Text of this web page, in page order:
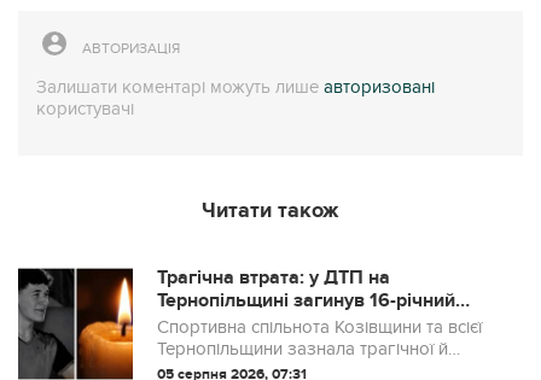
АВТОРИЗАЦІЯ
Залишати коментарі можуть лише авторизовані
користувачі
Читати також
Трагічна втрата: у ДТП на
Тернопільщині загинув 16-річний
футболіст Максим Бойко
Спортивна спільнота Козівщини та всієї
Тернопільщини зазнала трагічної й
непоправної втрати. У ніч з 3 на 4 серпня
05 серпня 2026, 07:31